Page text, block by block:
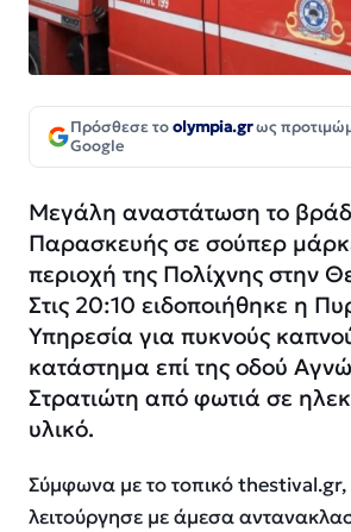
Πρόσθεσε τοolympia.grως
Google
Μεγάλη αναστάτωση το
Παρασκευής σε σούπερ
περιοχή της Πολίχνης στην
Στις 20:10 ειδοποιήθηκε η
Υπηρεσία για πυκνούς
κατάστημα επί της οδού
Στρατιώτη από φωτιά σε
υλικό.
Σύμφωνα με το τοπικό
λειτούργησε με άμεσα